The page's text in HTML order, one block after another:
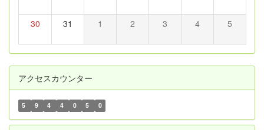
30 31 1 2 3 4 5
アクセスカウンター
5 9 4 4 0 5 0